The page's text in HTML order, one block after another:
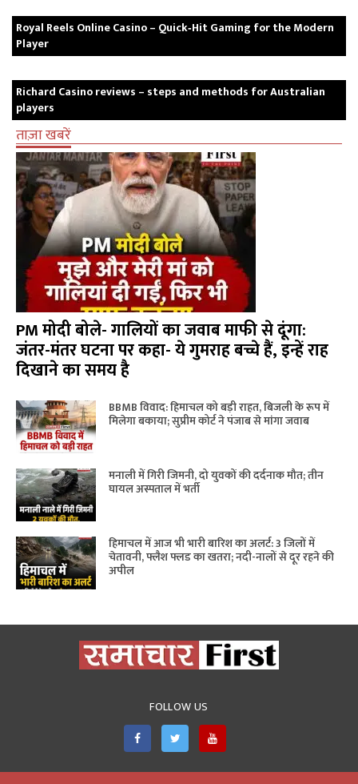
Royal Reels Online Casino – Quick‑Hit Gaming for the Modern
Player
Richard Casino reviews – steps and methods for Australian
players
ताज़ा खबरें
PM मोदी बोले- गालियों का जवाब माफी से दूंगा:
जंतर-मंतर घटना पर कहा- ये गुमराह बच्चे हैं, इन्हें राह
दिखाने का समय है
BBMB विवाद: हिमाचल को बड़ी राहत, बिजली के रूप में
मिलेगा बकाया; सुप्रीम कोर्ट ने पंजाब से मांगा जवाब
मनाली में गिरी जिमनी, दो युवकों की दर्दनाक मौत; तीन
घायल अस्पताल में भर्ती
हिमाचल में आज भी भारी बारिश का अलर्ट: 3 जिलों में
चेतावनी, फ्लैश फ्लड का खतरा; नदी-नालों से दूर रहने की
अपील
FOLLOW US